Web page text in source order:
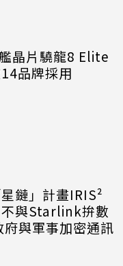
晶片驍龍8 Elite
品牌採用
鏈」計畫IRIS²
與Starlink拚數
府與軍事加密通訊